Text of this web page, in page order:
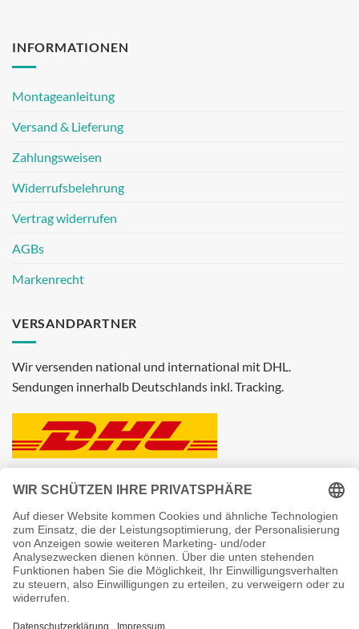
INFORMATIONEN
Montageanleitung
Versand & Lieferung
Zahlungsweisen
Widerrufsbelehrung
Vertrag widerrufen
AGBs
Markenrecht
VERSANDPARTNER
Wir versenden national und international mit DHL.
Sendungen innerhalb Deutschlands inkl. Tracking.